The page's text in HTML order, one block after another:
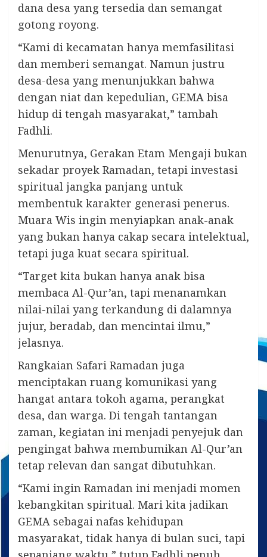
dana desa yang tersedia dan semangat
gotong royong.
“Kami di kecamatan hanya memfasilitasi
dan memberi semangat. Namun justru
desa-desa yang menunjukkan bahwa
dengan niat dan kepedulian, GEMA bisa
hidup di tengah masyarakat,” tambah
Fadhli.
Menurutnya, Gerakan Etam Mengaji bukan
sekadar proyek Ramadan, tetapi investasi
spiritual jangka panjang untuk
membentuk karakter generasi penerus.
Muara Wis ingin menyiapkan anak-anak
yang bukan hanya cakap secara intelektual,
tetapi juga kuat secara spiritual.
“Target kita bukan hanya anak bisa
membaca Al-Qur’an, tapi menanamkan
nilai-nilai yang terkandung di dalamnya
jujur, beradab, dan mencintai ilmu,”
jelasnya.
Rangkaian Safari Ramadan juga
menciptakan ruang komunikasi yang
hangat antara tokoh agama, perangkat
desa, dan warga. Di tengah tantangan
zaman, kegiatan ini menjadi penyejuk dan
pengingat bahwa membumikan Al-Qur’an
tetap relevan dan sangat dibutuhkan.
“Kami ingin Ramadan ini menjadi momen
kebangkitan spiritual. Mari kita jadikan
GEMA sebagai nafas kehidupan
masyarakat, tidak hanya di bulan suci, tapi